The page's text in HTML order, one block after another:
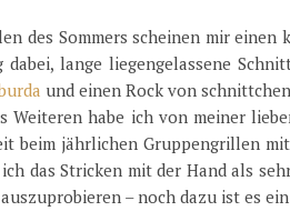
des Sommers scheinen mir einen
lange liegengelassene
und einen Rock von
Weiteren habe ich von meiner
beim jährlichen Gruppengrillen
das Stricken mit der Hand als
– noch dazu ist es